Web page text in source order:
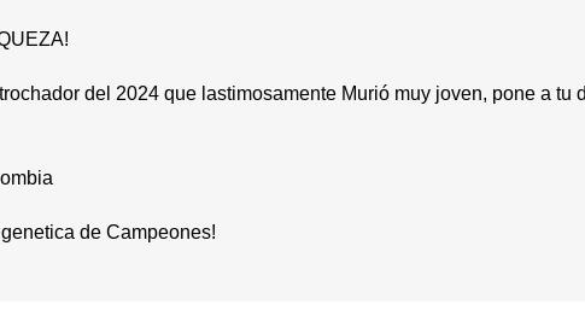
del 2024 que lastimosamente Murió muy joven, pone a
de Campeones!